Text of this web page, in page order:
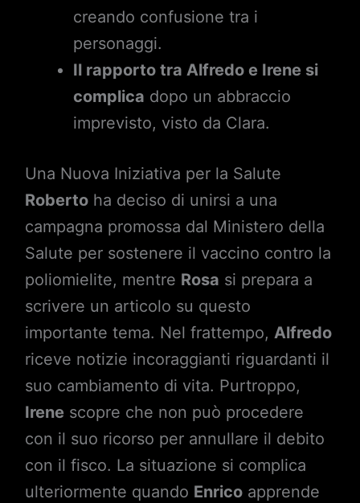
creando confusione tra i
personaggi.
Il rapporto tra Alfredo e Irene si
complica dopo un abbraccio
imprevisto, visto da Clara.
Una Nuova Iniziativa per la Salute
Robertoha deciso di unirsi a una
campagna promossa dal Ministero della
Salute per sostenere il vaccino contro la
poliomielite, mentre Rosa si prepara a
scrivere un articolo su questo
importante tema. Nel frattempo, Alfredo
riceve notizie incoraggianti riguardanti il
suo cambiamento di vita. Purtroppo,
Irene scopre che non può procedere
con il suo ricorso per annullare il debito
con il fisco. La situazione si complica
ulteriormente quando Enricoapprende